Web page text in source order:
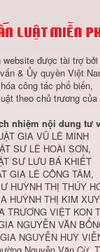
website được tài trợ bởi
& Ủy quyền Việt
công tác phổ biến,
theo chủ trương của
nhiệm nội dung tư
GIA VŨ LÊ MINH
SƯ LÊ HOÀI SƠN,
SƯ LƯU BÁ KHIẾT
GIA LÊ CÔNG TÂM,
HUỲNH THỊ THÚY
HUỲNH THỊ KIM
TRƯƠNG VIỆT KON
NGUYỄN VĂN
NGUYỄN HUY